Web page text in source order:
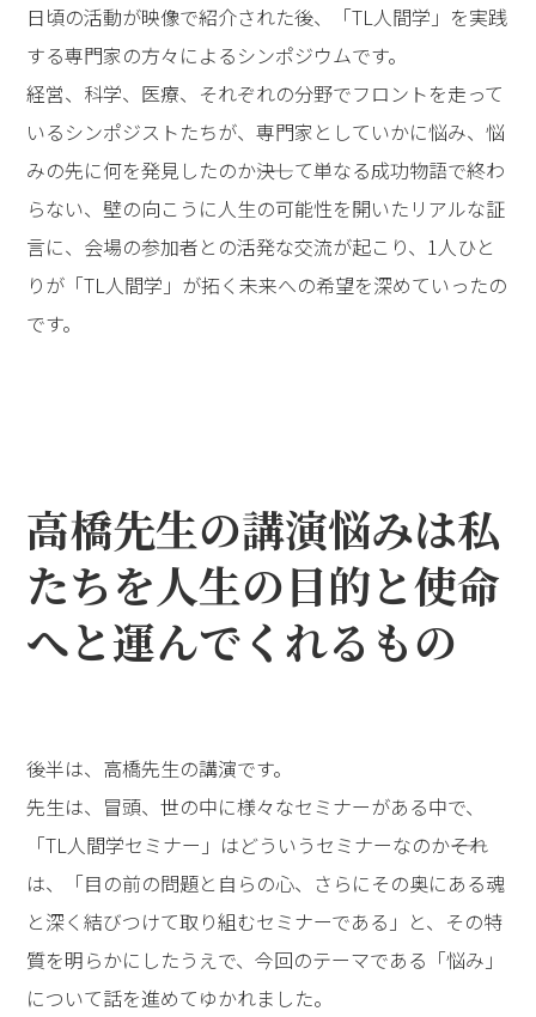
日頃の活動が映像で紹介された後、「TL人間学」を実践
する専門家の方々によるシンポジウムです。
経営、科学、医療、それぞれの分野でフロントを走って
いるシンポジストたちが、専門家としていかに悩み、悩
みの先に何を発見したのか――決して単なる成功物語で終わ
らない、壁の向こうに人生の可能性を開いたリアルな証
言に、会場の参加者との活発な交流が起こり、1人ひと
りが「TL人間学」が拓く未来への希望を深めていったの
です。
高橋先生の講演――悩みは私
たちを人生の目的と使命
へと運んでくれるもの
後半は、高橋先生の講演です。
先生は、冒頭、世の中に様々なセミナーがある中で、
「TL人間学セミナー」はどういうセミナーなのか――それ
は、「目の前の問題と自らの心、さらにその奥にある魂
と深く結びつけて取り組むセミナーである」と、その特
質を明らかにしたうえで、今回のテーマである「悩み」
について話を進めてゆかれました。